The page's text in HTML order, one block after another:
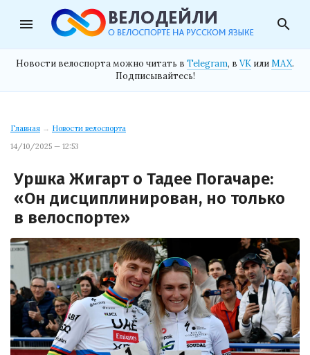
menu search
Новости велоспорта можно читать в Telegram, в VK илиMAX.
Подписывайтесь!
Главная → Новости велоспорта
14/10/2025 — 12:53
Уршка Жигарт о Тадее Погачаре:
«Он дисциплинирован, но только
в велоспорте»